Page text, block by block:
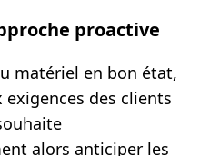
proactive
matériel en bon état,
des clients
alors anticiper les